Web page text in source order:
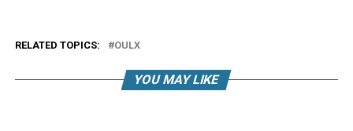
RELATED TOPICS: OULX
YOU MAY LIKE